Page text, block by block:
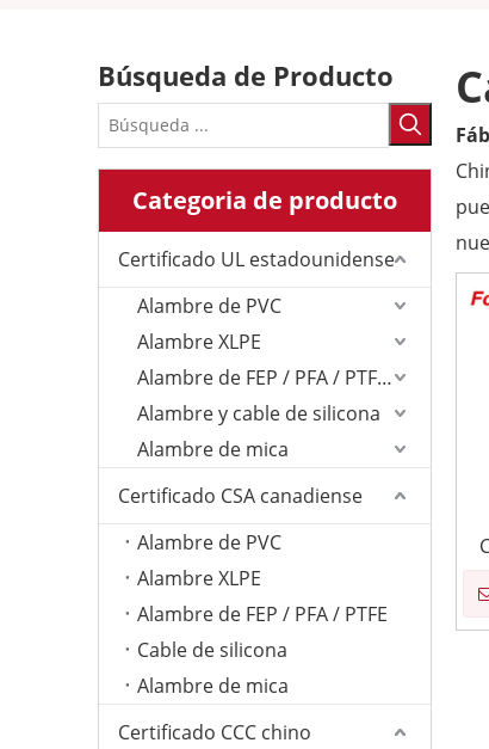
Búsqueda de Producto
Categoria de producto
Certificado UL estadounidense
Alambre de PVC
Alambre XLPE
Alambre de FEP / PFA / PTFE/ETFE
Alambre y cable de silicona
Alambre de mica
Certificado CSA canadiense
Alambre de PVC
Alambre XLPE
Alambre de FEP / PFA / PTFE
Cable de silicona
Alambre de mica
Certificado CCC chino